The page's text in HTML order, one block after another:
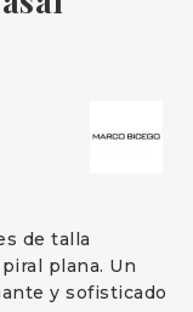
de talla
plana. Un
y sofisticado